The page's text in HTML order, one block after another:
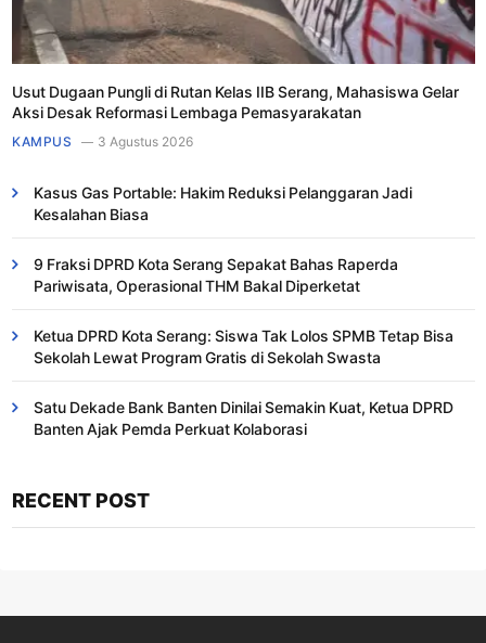
Usut Dugaan Pungli di Rutan Kelas IIB Serang, Mahasiswa Gelar
Aksi Desak Reformasi Lembaga Pemasyarakatan
KAMPUS 3 Agustus 2026
Kasus Gas Portable: Hakim Reduksi Pelanggaran Jadi
Kesalahan Biasa ​
9 Fraksi DPRD Kota Serang Sepakat Bahas Raperda
Pariwisata, Operasional THM Bakal Diperketat
Ketua DPRD Kota Serang: Siswa Tak Lolos SPMB Tetap Bisa
Sekolah Lewat Program Gratis di Sekolah Swasta
Satu Dekade Bank Banten Dinilai Semakin Kuat, Ketua DPRD
Banten Ajak Pemda Perkuat Kolaborasi
RECENT POST